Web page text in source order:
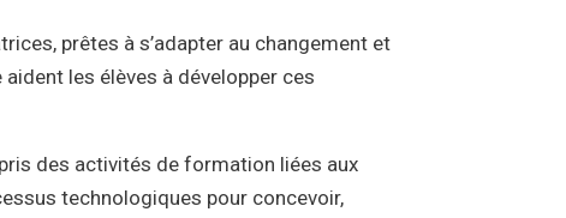
prêtes à s’adapter au changement et
les élèves à développer ces
des activités de formation liées aux
technologiques pour concevoir,